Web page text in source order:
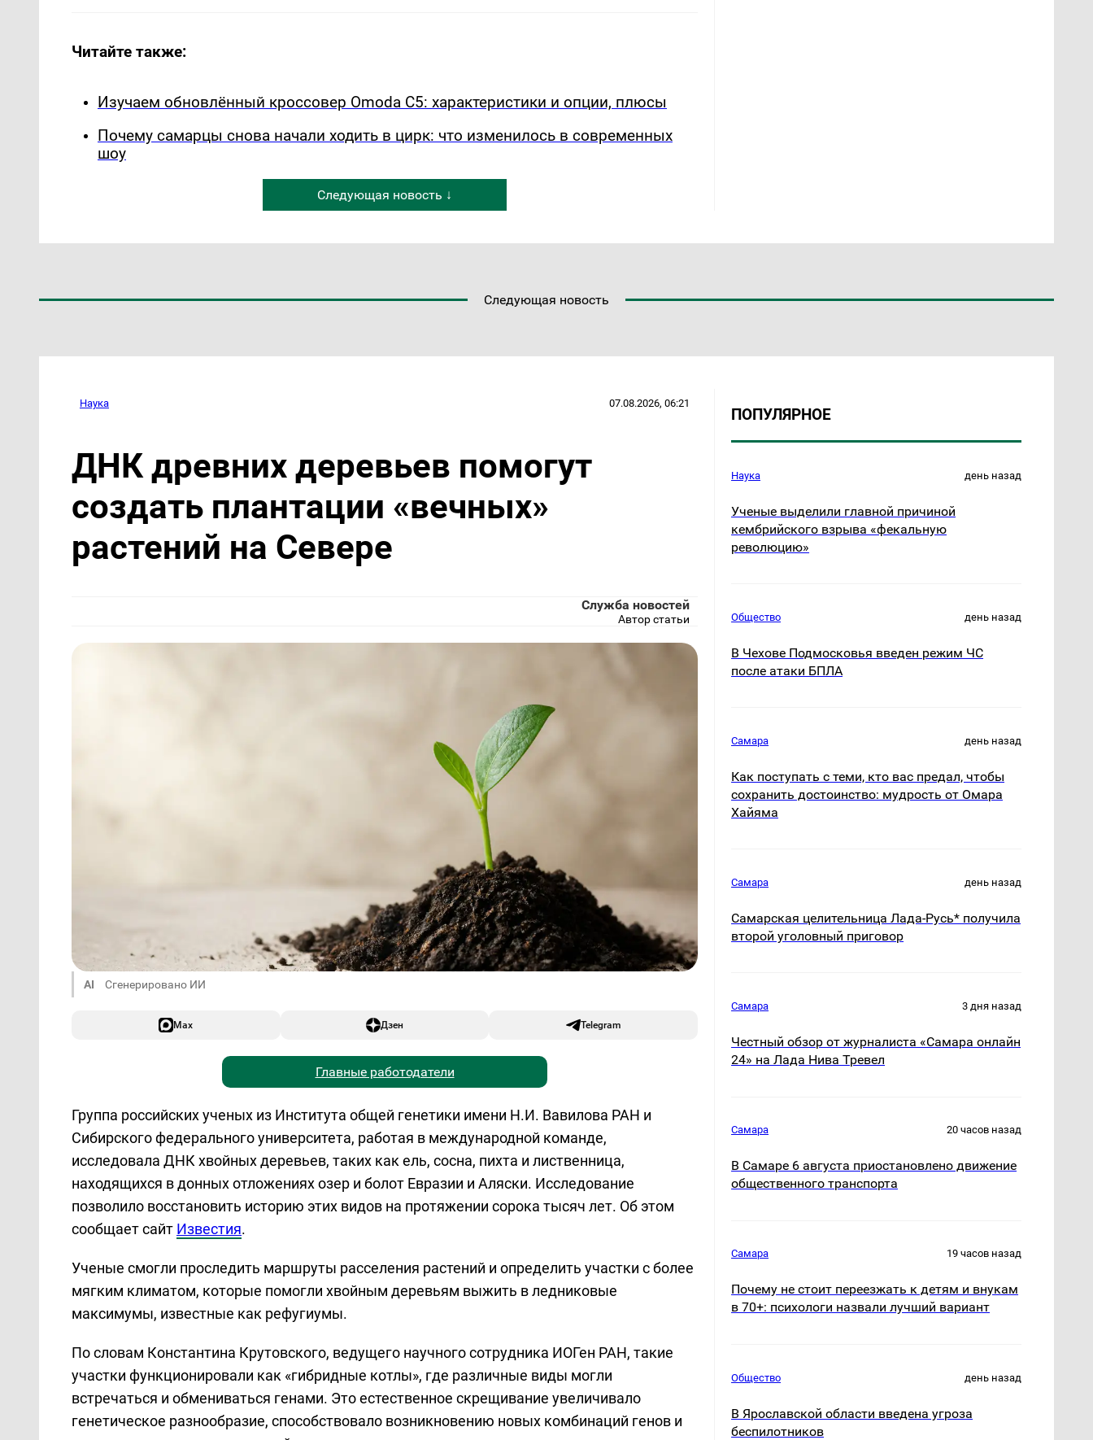
Читайте также:
Изучаем обновлённый кроссовер Omoda C5: характеристики и опции, плюсы
Почему самарцы снова начали ходить в цирк: что изменилось в современных
шоу
Следующая новость ↓
Следующая новость
Наука 07.08.2026, 06:21
ДНК древних деревьев помогут
создать плантации «вечных»
растений на Севере
Служба новостей
Автор статьи
AI Сгенерировано ИИ
Max Дзен Telegram
Главные работодатели
Группа российских ученых из Института общей генетики имени Н.И. Вавилова РАН и
Сибирского федерального университета, работая в международной команде,
исследовала ДНК хвойных деревьев, таких как ель, сосна, пихта и лиственница,
находящихся в донных отложениях озер и болот Евразии и Аляски. Исследование
позволило восстановить историю этих видов на протяжении сорока тысяч лет. Об этом
сообщает сайт Известия.
Ученые смогли проследить маршруты расселения растений и определить участки с более
мягким климатом, которые помогли хвойным деревьям выжить в ледниковые
максимумы, известные как рефугиумы.
По словам Константина Крутовского, ведущего научного сотрудника ИОГен РАН, такие
участки функционировали как «гибридные котлы», где различные виды могли
встречаться и обмениваться генами. Это естественное скрещивание увеличивало
генетическое разнообразие, способствовало возникновению новых комбинаций генов и
ПОПУЛЯРНОЕ
Наука день назад
Ученые выделили главной причиной
кембрийского взрыва «фекальную
революцию»
Общество день назад
В Чехове Подмосковья введен режим ЧС
после атаки БПЛА
Самара день назад
Как поступать с теми, кто вас предал, чтобы
сохранить достоинство: мудрость от Омара
Хайяма
Самара день назад
Самарская целительница Лада-Русь* получила
второй уголовный приговор
Самара 3 дня назад
Честный обзор от журналиста «Самара онлайн
24» на Лада Нива Тревел
Самара 20 часов назад
В Самаре 6 августа приостановлено движение
общественного транспорта
Самара 19 часов назад
Почему не стоит переезжать к детям и внукам
в 70+: психологи назвали лучший вариант
Общество день назад
В Ярославской области введена угроза
беспилотников